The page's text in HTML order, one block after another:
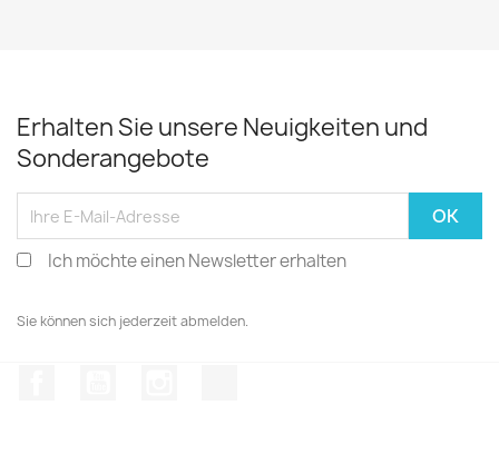
Erhalten Sie unsere Neuigkeiten und
Sonderangebote
Ich möchte einen Newsletter erhalten
Sie können sich jederzeit abmelden.